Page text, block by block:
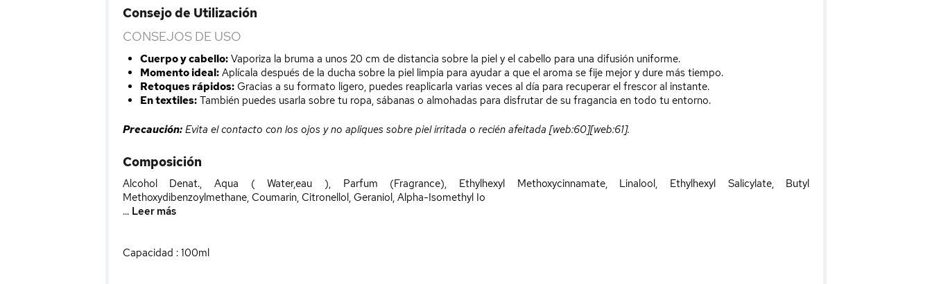
Consejo de Utilización
CONSEJOS DE USO
Cuerpo y cabello:Vaporiza la bruma a unos 20 cm de distancia sobre la piel y el cabello para una difusión uniforme.
Momento ideal:Aplícala después de la ducha sobre la piel limpia para ayudar a que el aroma se fije mejor y dure más tiempo.
Retoques rápidos:Gracias a su formato ligero, puedes reaplicarla varias veces al día para recuperar el frescor al instante.
En textiles:También puedes usarla sobre tu ropa, sábanas o almohadas para disfrutar de su fragancia en todo tu entorno.
Precaución:Evita el contacto con los ojos y no apliques sobre piel irritada o recién afeitada [web:60][web:61].
Composición
Alcohol Denat., Aqua ( Water,eau ), Parfum (Fragrance), Ethylhexyl Methoxycinnamate, Linalool, Ethylhexyl Salicylate, Butyl
Methoxydibenzoylmethane, Coumarin, Citronellol, Geraniol, Alpha-Isomethyl Io
... Leer más
Capacidad : 100ml